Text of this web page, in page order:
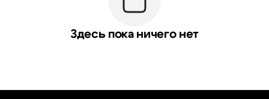
Здесь пока ничего нет